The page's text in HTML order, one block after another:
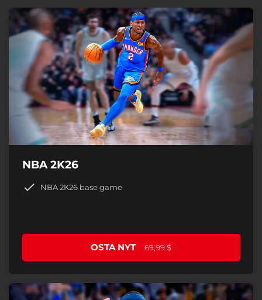
NBA 2K26
NBA 2K26 base game
OSTA NYT 69,99 $